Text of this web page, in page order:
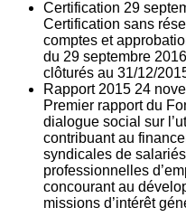
Certification 29
Certification sans
comptes et
du 29 septembre
clôturés au 31/12/
Rapport 2015 24
Premier rapport du
dialogue social sur
contribuant au
syndicales de
professionnelles
concourant au
missions d’intérêt